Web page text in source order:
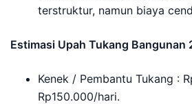
terstruktur, namun biaya
Estimasi Upah Tukang Bangunan
Kenek / Pembantu Tukang :
Rp150.000/hari.